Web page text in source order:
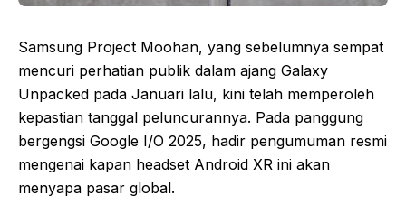
Samsung Project Moohan, yang sebelumnya sempat
mencuri perhatian publik dalam ajang Galaxy
Unpacked pada Januari lalu, kini telah memperoleh
kepastian tanggal peluncurannya. Pada panggung
bergengsi Google I/O 2025, hadir pengumuman resmi
mengenai kapan headset Android XR ini akan
menyapa pasar global.